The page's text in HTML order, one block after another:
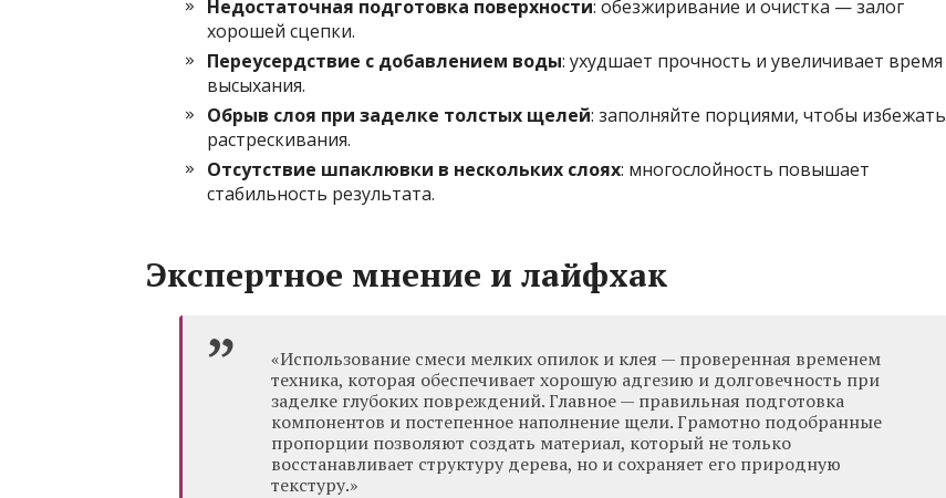
Недостаточная подготовка поверхности: обезжиривание и очистка — залог
хорошей сцепки.
Переусердствие с добавлением воды: ухудшает прочность и увеличивает время
высыхания.
Обрыв слоя при заделке толстых щелей: заполняйте порциями, чтобы избежать
растрескивания.
Отсутствие шпаклювки в нескольких слоях: многослойность повышает
стабильность результата.
Экспертное мнение и лайфхак
«Использование смеси мелких опилок и клея — проверенная временем
техника, которая обеспечивает хорошую адгезию и долговечность при
заделке глубоких повреждений. Главное — правильная подготовка
компонентов и постепенное наполнение щели. Грамотно подобранные
пропорции позволяют создать материал, который не только
восстанавливает структуру дерева, но и сохраняет его природную
текстуру.»